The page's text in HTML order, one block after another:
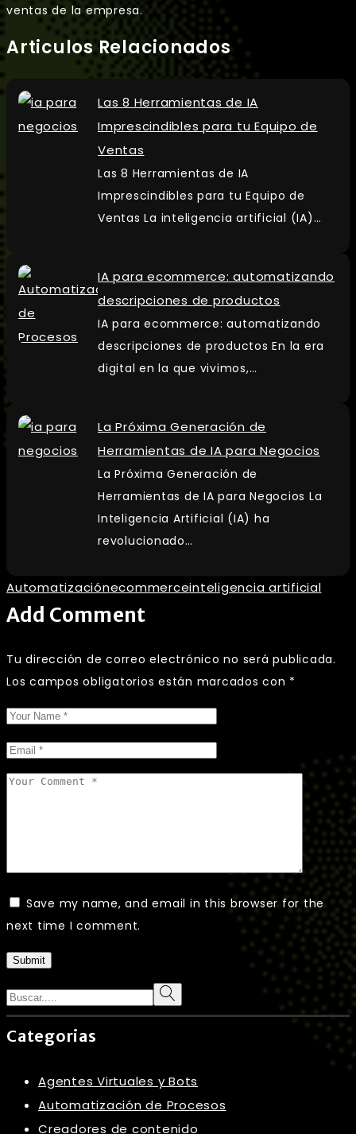
ventas de la empresa.
Articulos Relacionados
Las 8 Herramientas de IA
Imprescindibles para tu Equipo de
Ventas
Las 8 Herramientas de IA
Imprescindibles para tu Equipo de
Ventas La inteligencia artificial (IA)…
IA para ecommerce: automatizando
descripciones de productos
IA para ecommerce: automatizando
descripciones de productos En la era
digital en la que vivimos,…
La Próxima Generación de
Herramientas de IA para Negocios
La Próxima Generación de
Herramientas de IA para Negocios La
Inteligencia Artificial (IA) ha
revolucionado…
Automatizaciónecommerceinteligencia artificial
Add Comment
Tu dirección de correo electrónico no será publicada.
Los campos obligatorios están marcados con *
Save my name, and email in this browser for the
next time I comment.
Submit
Search
Categorias
Agentes Virtuales y Bots
Automatización de Procesos
Creadores de contenido